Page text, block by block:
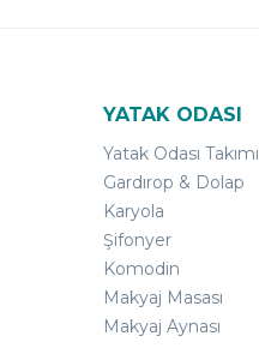
YATAK ODASI
Yatak Odası Takımı
Gardırop & Dolap
Karyola
Şifonyer
Komodin
Makyaj Masası
Makyaj Aynası